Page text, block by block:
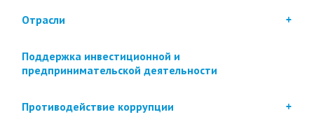
Отрасли
Поддержка инвестиционной и
предпринимательской деятельности
Противодействие коррупции